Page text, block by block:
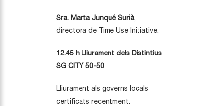
Sra. Marta Junqué Surià,
directora de Time Use Initiative.
12.45 h Lliurament dels Distintius
SG CITY 50-50
Lliurament als governs locals
certificats recentment.